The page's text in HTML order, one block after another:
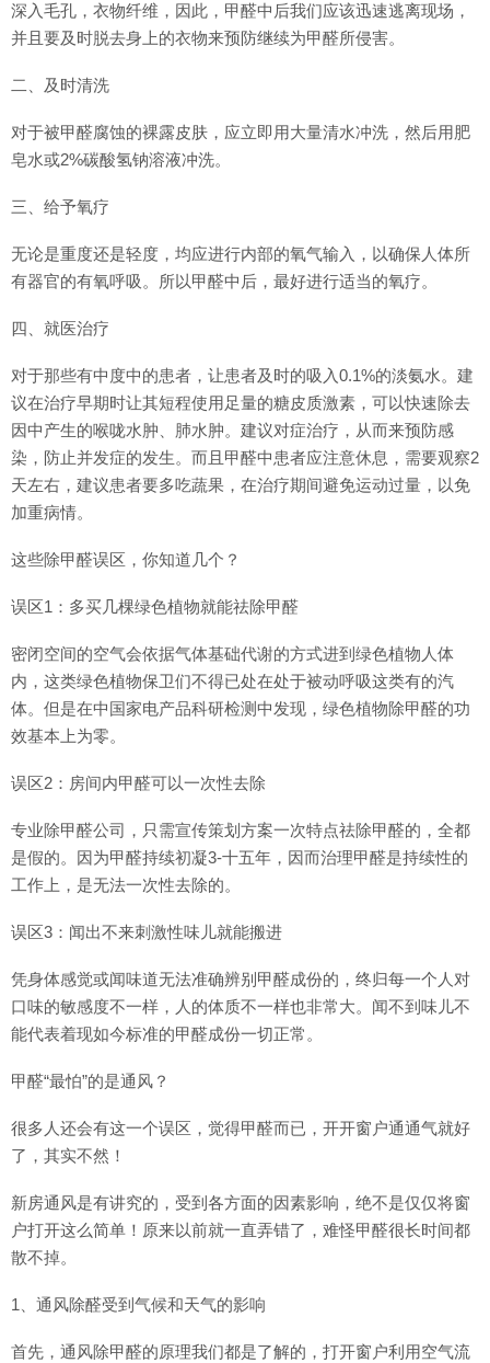
深入毛孔，衣物纤维，因此，甲醛中后我们应该迅速逃离现场，
并且要及时脱去身上的衣物来预防继续为甲醛所侵害。
二、及时清洗
对于被甲醛腐蚀的裸露皮肤，应立即用大量清水冲洗，然后用肥
皂水或2%碳酸氢钠溶液冲洗。
三、给予氧疗
无论是重度还是轻度，均应进行内部的氧气输入，以确保人体所
有器官的有氧呼吸。所以甲醛中后，最好进行适当的氧疗。
四、就医治疗
对于那些有中度中的患者，让患者及时的吸入0.1%的淡氨水。建
议在治疗早期时让其短程使用足量的糖皮质激素，可以快速除去
因中产生的喉咙水肿、肺水肿。建议对症治疗，从而来预防感
染，防止并发症的发生。而且甲醛中患者应注意休息，需要观察2
天左右，建议患者要多吃蔬果，在治疗期间避免运动过量，以免
加重病情。
这些除甲醛误区，你知道几个？
误区1：多买几棵绿色植物就能祛除甲醛
密闭空间的空气会依据气体基础代谢的方式进到绿色植物人体
内，这类绿色植物保卫们不得已处在处于被动呼吸这类有的汽
体。但是在中国家电产品科研检测中发现，绿色植物除甲醛的功
效基本上为零。
误区2：房间内甲醛可以一次性去除
专业除甲醛公司，只需宣传策划方案一次特点祛除甲醛的，全都
是假的。因为甲醛持续初凝3-十五年，因而治理甲醛是持续性的
工作上，是无法一次性去除的。
误区3：闻出不来刺激性味儿就能搬进
凭身体感觉或闻味道无法准确辨别甲醛成份的，终归每一个人对
口味的敏感度不一样，人的体质不一样也非常大。闻不到味儿不
能代表着现如今标准的甲醛成份一切正常。
甲醛“最怕”的是通风？
很多人还会有这一个误区，觉得甲醛而已，开开窗户通通气就好
了，其实不然！
新房通风是有讲究的，受到各方面的因素影响，绝不是仅仅将窗
户打开这么简单！原来以前就一直弄错了，难怪甲醛很长时间都
散不掉。
1、通风除醛受到气候和天气的影响
首先，通风除甲醛的原理我们都是了解的，打开窗户利用空气流